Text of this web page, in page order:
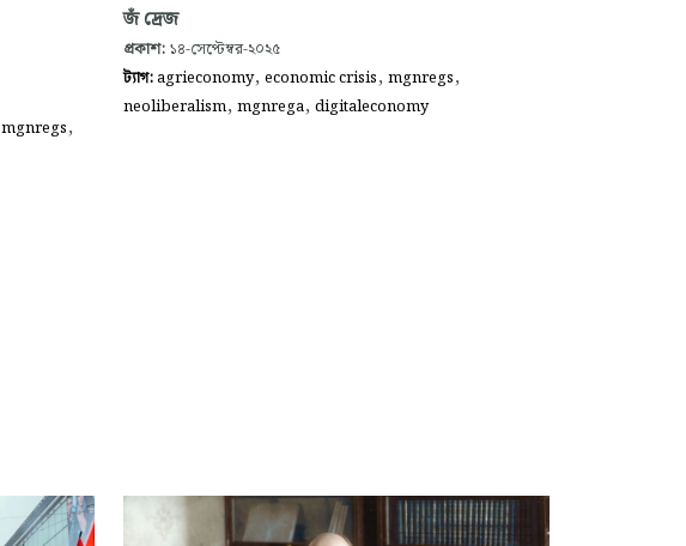
mgnregs,
জঁ দ্রেজ
প্রকাশ: ১৪-সেপ্টেম্বর-২০২৫
ট্যাগ:agrieconomy, economic crisis, mgnregs,
neoliberalism, mgnrega, digitaleconomy